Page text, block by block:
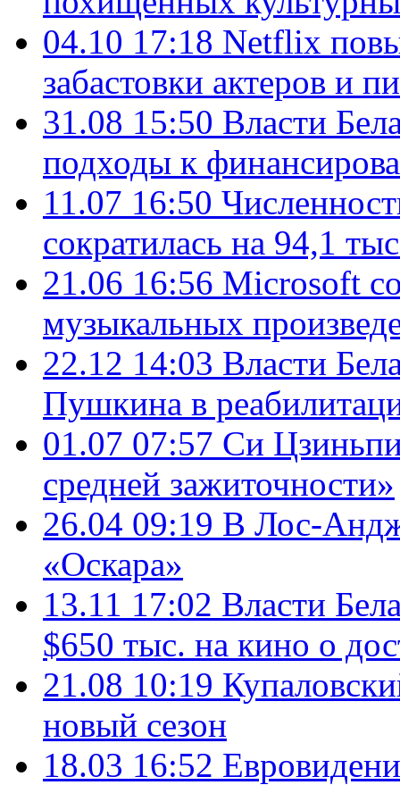
04.10 17:18 Netflix
забастовки актеров и
31.08 15:50 Власти
подходы к
11.07 16:50
сократилась на 94,1
21.06 16:56 Microsoft
музыкальных
22.12 14:03 Власти
Пушкина в
01.07 07:57 Си
средней зажиточности»
26.04 09:19 В Лос-
«Оскара»
13.11 17:02 Власти
$650 тыс. на кино о
21.08 10:19
новый сезон
18.03 16:52